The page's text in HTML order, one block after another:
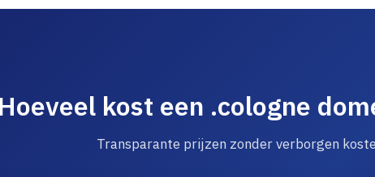
Hoeveel kost een .cologne
Transparante prijzen zonder verborgen